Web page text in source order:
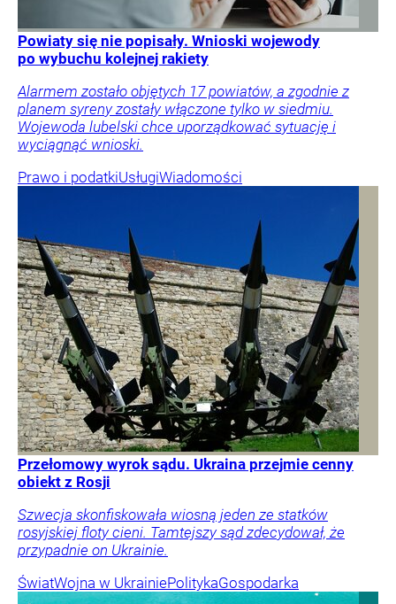
Powiaty się nie popisały. Wnioski wojewody
po wybuchu kolejnej rakiety
Alarmem zostało objętych 17 powiatów, a zgodnie z
planem syreny zostały włączone tylko w siedmiu.
Wojewoda lubelski chce uporządkować sytuację i
wyciągnąć wnioski.
Prawo i podatkiUsługiWiadomości
Przełomowy wyrok sądu. Ukraina przejmie cenny
obiekt z Rosji
Szwecja skonfiskowała wiosną jeden ze statków
rosyjskiej floty cieni. Tamtejszy sąd zdecydował, że
przypadnie on Ukrainie.
ŚwiatWojna w UkrainiePolitykaGospodarka